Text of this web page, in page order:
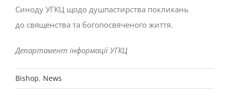
Синоду УГКЦ щодо душпастирства покликань
до священства та богопосвяченого життя.
Департамент інформації УГКЦ
Bishop, News